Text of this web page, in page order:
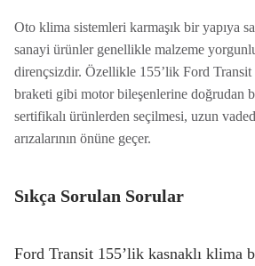
Oto klima sistemleri karmaşık bir yapıya
sanayi ürünler genellikle malzeme
dirençsizdir. Özellikle 155’lik Ford
braketi gibi motor bileşenlerine doğrudan
sertifikalı ürünlerden seçilmesi, uzun
arızalarının önüne geçer.
Sıkça Sorulan Sorular
Ford Transit 155’lik kasnaklı klima